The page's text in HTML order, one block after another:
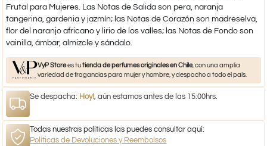
Frutal para Mujeres. Las Notas de Salida son pera, naranja
tangerina, gardenia y jazmín; las Notas de Corazón son madreselva,
flor del naranjo africano y lirio de los valles; las Notas de Fondo son
vainilla, ámbar, almizcle y sándalo.
VyP Storees tutienda de perfumes originales en Chile, con una amplia
variedad de fragancias para mujer y hombre, y despacho a todo el país.
Se despacha: Hoy!, aún estamos antes de las 15:00hrs.
Todas nuestras políticas las puedes consultar aquí:
Políticas de Devoluciones y Reembolsos